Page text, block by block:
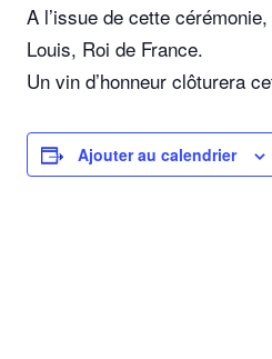
A l’issue de cette
Louis, Roi de France.
Un vin d’honneur clôturera
Ajouter au calendrier